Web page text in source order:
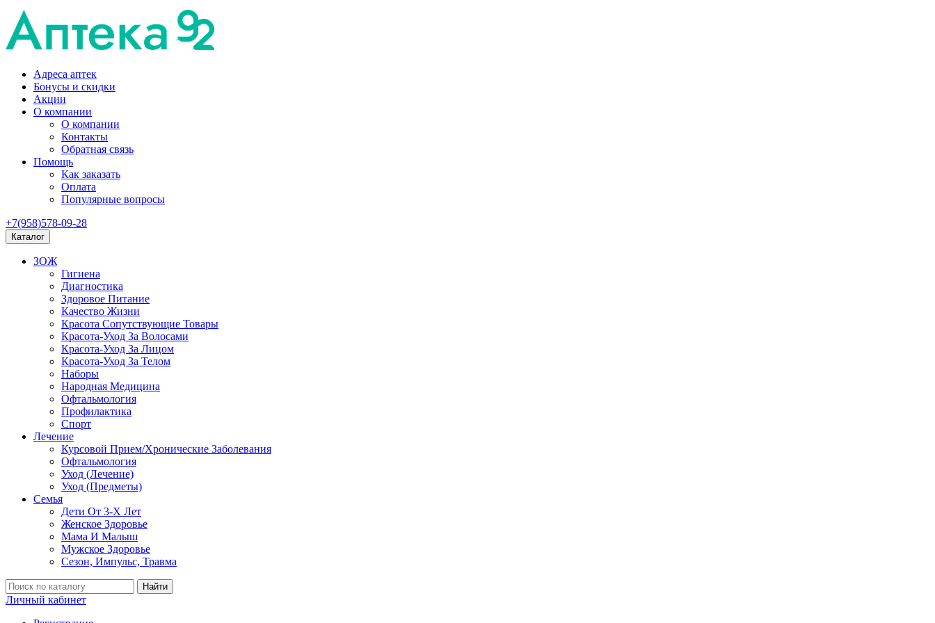
Адреса аптек
Бонусы и скидки
Акции
О компании
О компании
Контакты
Обратная связь
Помощь
Как заказать
Оплата
Популярные вопросы
+7(958)578-09-28
Каталог
ЗОЖ
Гигиена
Диагностика
Здоровое Питание
Качество Жизни
Красота Сопутствующие Товары
Красота-Уход За Волосами
Красота-Уход За Лицом
Красота-Уход За Телом
Наборы
Народная Медицина
Офтальмология
Профилактика
Спорт
Лечение
Курсовой Прием/Хронические Заболевания
Офтальмология
Уход (Лечение)
Уход (Предметы)
Семья
Дети От 3-Х Лет
Женское Здоровье
Мама И Малыш
Мужское Здоровье
Сезон, Импульс, Травма
Найти
Личный кабинет